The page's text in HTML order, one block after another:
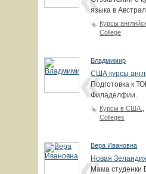
языка в
Курсы
Сollege
Владмимир
США курсы
Подготовка к
Филаделфии.
Курсы в США.
Colleges
Вера Ивановна
Новая
Мама студенки